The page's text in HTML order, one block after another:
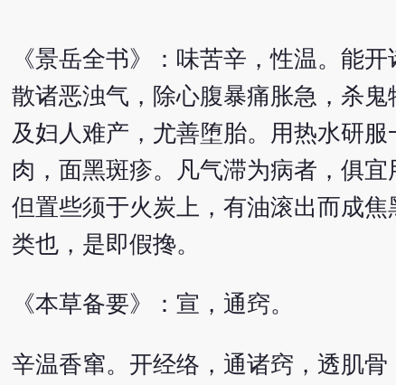
《景岳全书》：味苦辛，性温。能
散诸恶浊气，除心腹暴痛胀急，杀
及妇人难产，尤善堕胎。用热水研
肉，面黑斑疹。凡气滞为病者，俱
但置些须于火炭上，有油滚出而成
类也，是即假搀。
《本草备要》：宣，通窍。
辛温香窜。开经络，通诸窍，透肌